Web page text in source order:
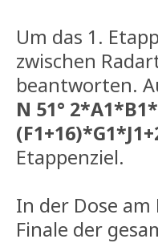
Um das 1.
zwischen
beantworten.
N 51°
Etappenziel.
In der Dose
Finale der